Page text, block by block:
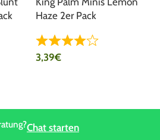
Haze 2er Pack
3,39€
Chat starten